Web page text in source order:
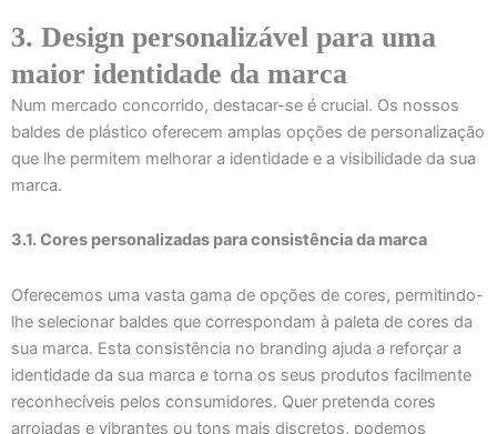
3. Design personalizável para uma
maior identidade da marca
Num mercado concorrido, destacar-se é crucial. Os nossos
baldes de plástico oferecem amplas opções de personalização
que lhe permitem melhorar a identidade e a visibilidade da sua
marca.
3.1. Cores personalizadas para consistência da marca
Oferecemos uma vasta gama de opções de cores, permitindo-
lhe selecionar baldes que correspondam à paleta de cores da
sua marca. Esta consistência no branding ajuda a reforçar a
identidade da sua marca e torna os seus produtos facilmente
reconhecíveis pelos consumidores. Quer pretenda cores
arrojadas e vibrantes ou tons mais discretos, podemos